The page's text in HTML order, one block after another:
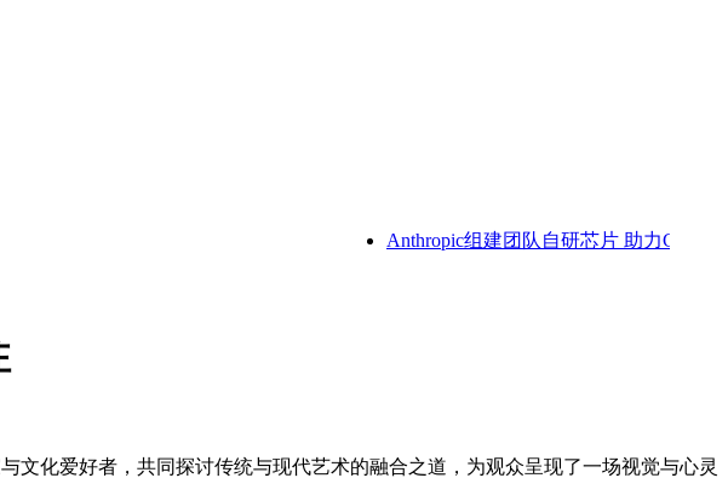
Anthropic组建团队自研芯片 助力Claude提
化爱好者，共同探讨传统与现代艺术的融合之道，为观众呈现了一场视觉与心灵